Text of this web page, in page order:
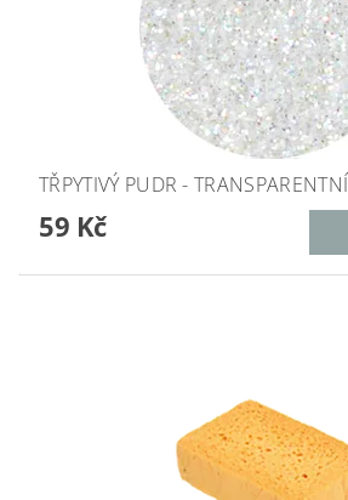
TŘPYTIVÝ PUDR - TRANSPARENTNÍ
59 Kč